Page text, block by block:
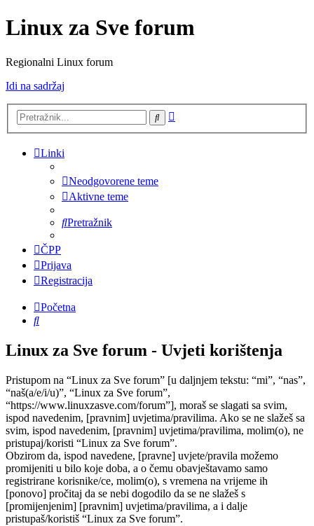
Linux za Sve forum
Regionalni Linux forum
Idi na sadržaj
Pretražnik
Linki
Neodgovorene teme
Aktivne teme
Pretražnik
ČPP
Prijava
Registracija
Početna
Pretražnik
Linux za Sve forum - Uvjeti korištenja
Pristupom na “Linux za Sve forum” [u daljnjem tekstu: “mi”, “nas”,
“naš(a/e/i/u)”, “Linux za Sve forum”,
“https://www.linuxzasve.com/forum”], moraš se slagati sa svim,
ispod navedenim, [pravnim] uvjetima/pravilima. Ako se ne slažeš sa
svim, ispod navedenim, [pravnim] uvjetima/pravilima, molim(o), ne
pristupaj/koristi “Linux za Sve forum”.
Obzirom da, ispod navedene, [pravne] uvjete/pravila možemo
promijeniti u bilo koje doba, a o čemu obavještavamo samo
registrirane korisnike/ce, molim(o), s vremena na vrijeme ih
[ponovo] pročitaj da se nebi dogodilo da se ne slažeš s
[promijenjenim] [pravnim] uvjetima/pravilima, a i dalje
pristupaš/koristiš “Linux za Sve forum”.